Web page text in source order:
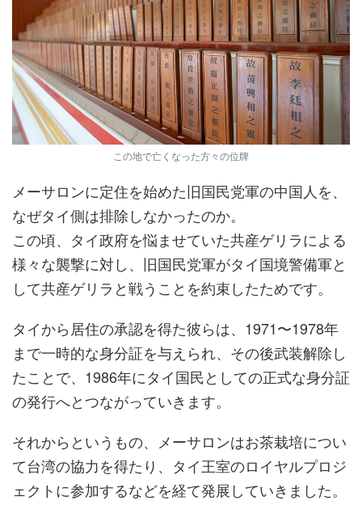
この地で亡くなった方々の位牌
メーサロンに定住を始めた旧国民党軍の中国人を、
なぜタイ側は排除しなかったのか。
この頃、タイ政府を悩ませていた共産ゲリラによる
様々な襲撃に対し、旧国民党軍がタイ国境警備軍と
して共産ゲリラと戦うことを約束したためです。
タイから居住の承認を得た彼らは、1971〜1978年
まで一時的な身分証を与えられ、その後武装解除し
たことで、1986年にタイ国民としての正式な身分証
の発行へとつながっていきます。
それからというもの、メーサロンはお茶栽培につい
て台湾の協力を得たり、タイ王室のロイヤルプロジ
ェクトに参加するなどを経て発展していきました。